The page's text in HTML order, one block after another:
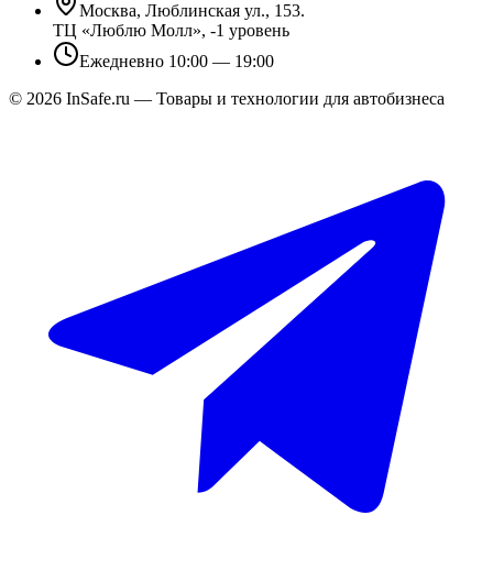
Москва, Люблинская ул., 153.
ТЦ «Люблю Молл», -1 уровень
Ежедневно 10:00 — 19:00
© 2026 InSafe.ru — Товары и технологии для автобизнеса